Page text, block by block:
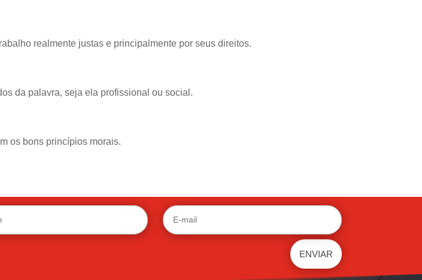
realmente justas e principalmente por seus direitos.
da palavra, seja ela profissional ou social.
os bons princípios morais.